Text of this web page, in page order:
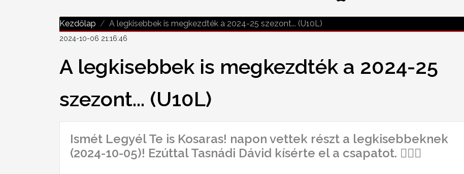
Kezdőlap A legkisebbek is megkezdték a 2024-25 szezont... (U10L)
2024-10-06 21:16:46
A legkisebbek is megkezdték a 2024-25
szezont... (U10L)
Ismét Legyél Te is Kosaras! napon vettek részt a legkisebbeknek
(2024-10-05)! Ezúttal Tasnádi Dávid kísérte el a csapatot. ⛹🏻‍♀️